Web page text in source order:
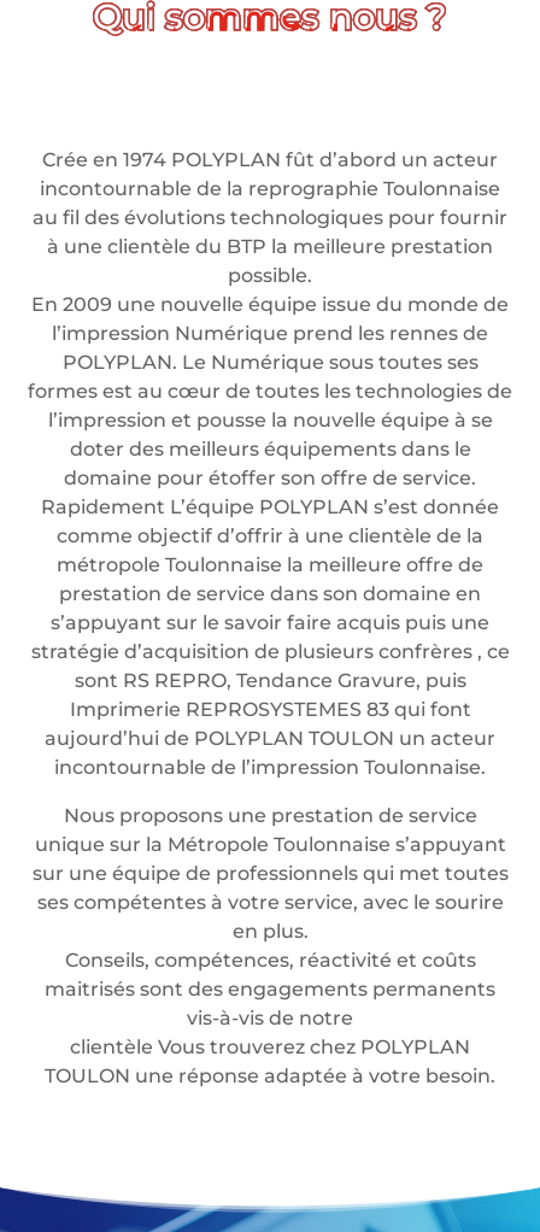
Crée en 1974 POLYPLAN fût d’abord un acteur
incontournable de la reprographie Toulonnaise
au fil des évolutions technologiques pour fournir
à une clientèle du BTP la meilleure prestation
possible.
En 2009 une nouvelle équipe issue du monde de
l’impression Numérique prend les rennes de
POLYPLAN. Le Numérique sous toutes ses
formes est au cœur de toutes les technologies de
l’impression et pousse la nouvelle équipe à se
doter des meilleurs équipements dans le
domaine pour étoffer son offre de service.
Rapidement L’équipe POLYPLAN s’est donnée
comme objectif d’offrir à une clientèle de la
métropole Toulonnaise la meilleure offre de
prestation de service dans son domaine en
s’appuyant sur le savoir faire acquis puis une
stratégie d’acquisition de plusieurs confrères , ce
sont RS REPRO, Tendance Gravure, puis
Imprimerie REPROSYSTEMES 83 qui font
aujourd’hui de POLYPLAN TOULON un acteur
incontournable de l’impression Toulonnaise.
Nous proposons une prestation de service
unique sur la Métropole Toulonnaise s’appuyant
sur une équipe de professionnels qui met toutes
ses compétentes à votre service, avec le sourire
en plus.
Conseils, compétences, réactivité et coûts
maitrisés sont des engagements permanents
vis-à-vis de notre
clientèle Vous trouverez chez POLYPLAN
TOULON une réponse adaptée à votre besoin.